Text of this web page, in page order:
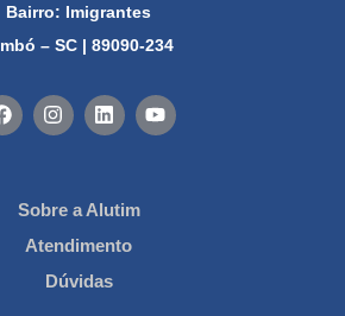
Bairro: Imigrantes
– SC | 89090-234
Sobre a Alutim
Atendimento
Dúvidas